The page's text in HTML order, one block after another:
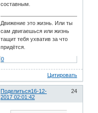
составным.
Движение это жизнь. Или ты
сам двигаешься или жизнь
тащит тебя ухватив за что
придётся.
0
Цитировать
Поделиться 24
16-12-
2017 02:01:42